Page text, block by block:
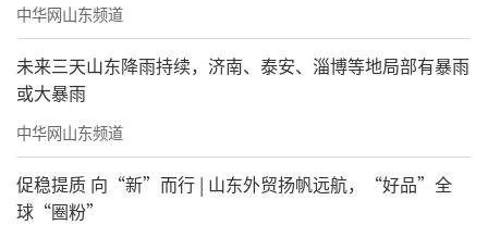
中华网山东频道
未来三天山东降雨持续，济南、泰安、淄博等地局部有暴雨
或大暴雨
中华网山东频道
促稳提质 向“新”而行 | 山东外贸扬帆远航，“好品”全
球“圈粉”